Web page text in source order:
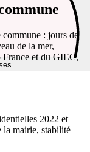
: jours de
de la mer,
France et du GIEC,
2022 et
la mairie, stabilité